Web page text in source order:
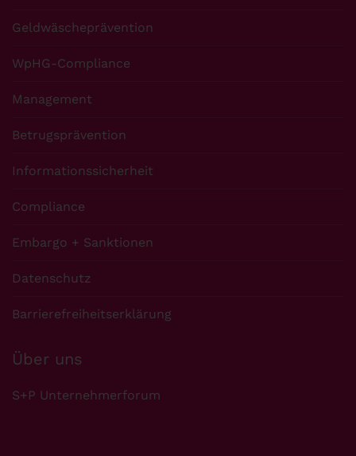
Geldwäscheprävention
WpHG-Compliance
Management
Betrugsprävention
Informationssicherheit
Compliance
Embargo + Sanktionen
Datenschutz
Barrierefreiheitserklärung
Über uns
S+P Unternehmerforum